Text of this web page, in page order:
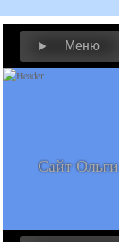
► Меню
Сайт